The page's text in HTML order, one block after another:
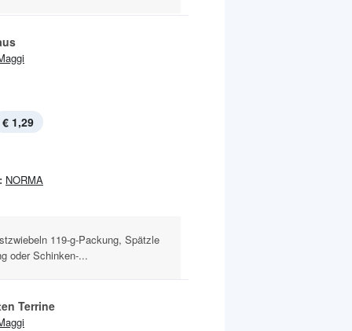
€ 1,29
NORMA
119-g-Packung, Spätzle
oder Schinken-...
Terrine